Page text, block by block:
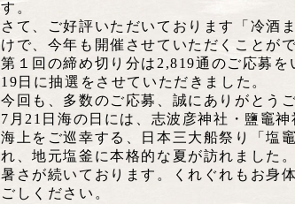
す。
さて、ご好評いただいております「冷酒
けで、今年も開催させていただくことが
第１回の締め切り分は2,819通のご応募を
19日に抽選をさせていただきました。
今回も、多数のご応募、誠にありがとう
7月21日海の日には、志波彦神社・鹽竈
海上をご巡幸する、日本三大船祭り「塩
れ、地元塩釜に本格的な夏が訪れました
暑さが続いております。くれぐれもお身
ごしください。